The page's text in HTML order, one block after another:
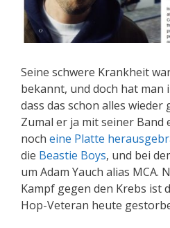
Seine schwere Krankheit
bekannt, und doch hat man
dass das schon alles
Zumal er ja mit seiner Band
noch eine Platte
die Beastie Boys, und bei
um Adam Yauch alias MCA.
Kampf gegen den Krebs ist
Hop-Veteran heute